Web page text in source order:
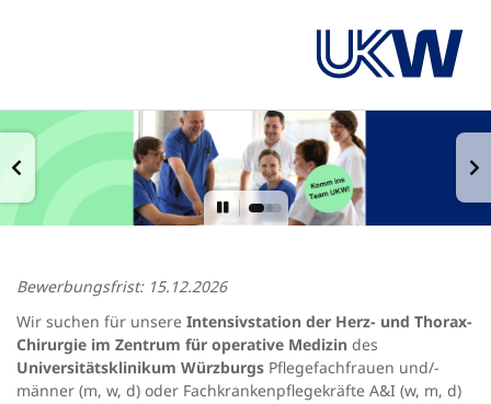
Bewerbungsfrist: 15.12.2026
Wir suchen für unsere Intensivstation der Herz- und Thorax-
Chirurgie im Zentrum für operative Medizin des
Universitätsklinikum Würzburgs Pflegefachfrauen und/-
männer (m, w, d) oder Fachkrankenpflegekräfte A&I (w, m, d)